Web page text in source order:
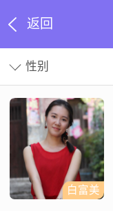
返回
性别
白富美